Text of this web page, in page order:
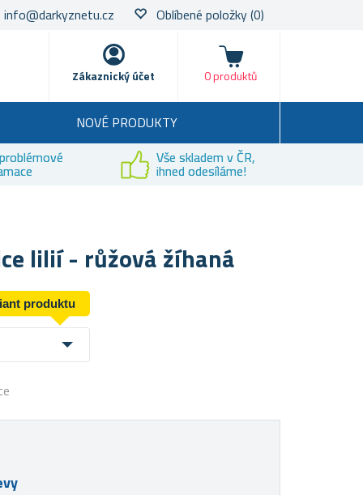
info@darkyznetu.cz Oblíbené položky(0)
Zákaznický účet
Nákupní košík
0 produktů
NOVÉ PRODUKTY
Vše skladem v ČR,
ihned odesíláme!
lilií - růžová žíhaná
produktu